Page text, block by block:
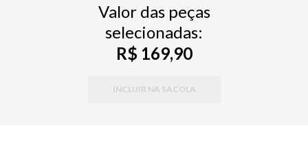
Valor das peças
selecionadas:
R$ 169,90
INCLUIR NA SACOLA